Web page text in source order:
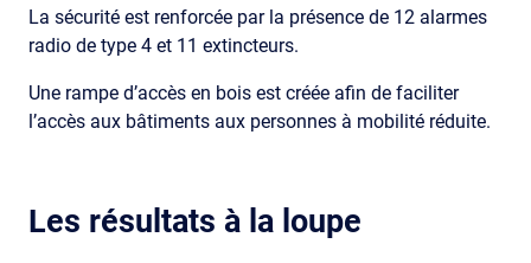
La sécurité est renforcée par la présence de 12 alarmes
radio de type 4 et 11 extincteurs.
Une rampe d’accès en bois est créée afin de faciliter
l’accès aux bâtiments aux personnes à mobilité réduite.
Les résultats à la loupe